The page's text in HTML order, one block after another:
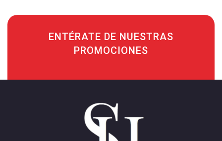
ENTÉRATE DE NUESTRAS
PROMOCIONES